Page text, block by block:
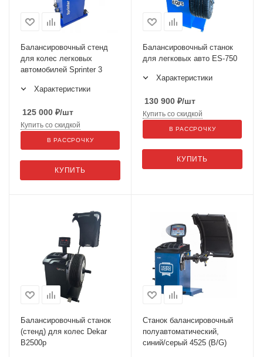
Балансировочный стенд
для колес легковых
автомобилей Sprinter 3
Характеристики
125 000 ₽/шт
КУПИТЬ
Купить со скидкой
В РАССРОЧКУ
Балансировочный станок
для легковых авто ES-750
Характеристики
130 900 ₽/шт
КУПИТЬ
Купить со скидкой
В РАССРОЧКУ
Балансировочный станок
(стенд) для колес Dekar
B2500p
Станок балансировочный
полуавтоматический,
синий/серый 4525 (B/G)